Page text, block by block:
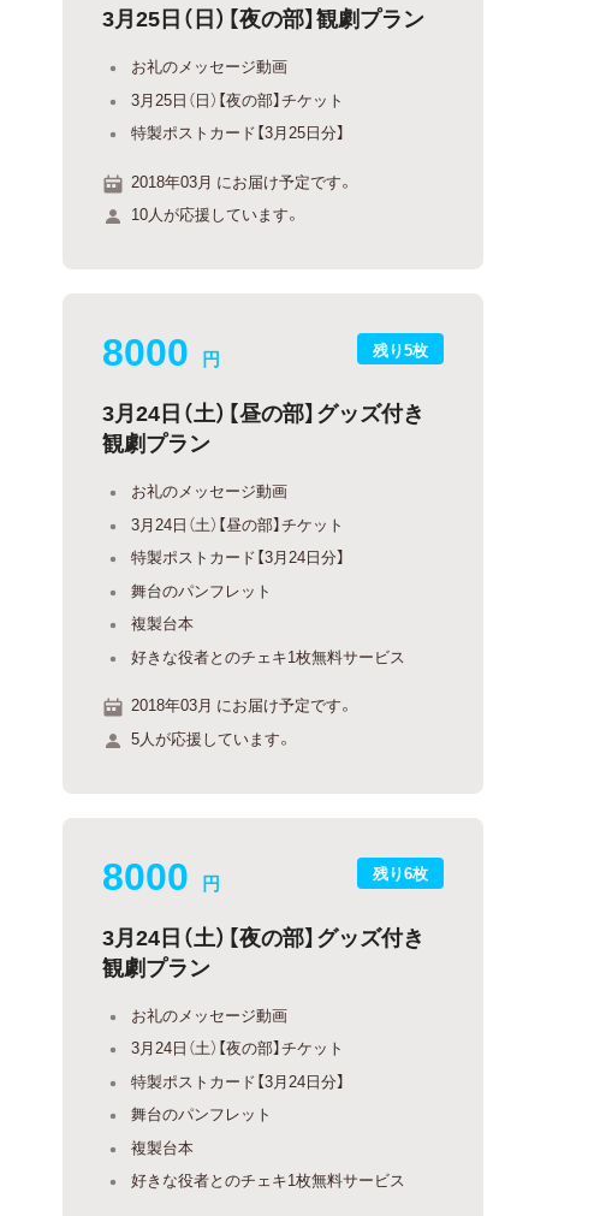
3月25日（日）【夜の部】観劇プラン
お礼のメッセージ動画
3月25日（日）【夜の部】チケット
特製ポストカード【3月25日分】
2018年03月 にお届け予定です。
10人が応援しています。
残り5枚
8000 円
3月24日（土）【昼の部】グッズ付き
観劇プラン
お礼のメッセージ動画
3月24日（土）【昼の部】チケット
特製ポストカード【3月24日分】
舞台のパンフレット
複製台本
好きな役者とのチェキ1枚無料サービス
2018年03月 にお届け予定です。
5人が応援しています。
残り6枚
8000 円
3月24日（土）【夜の部】グッズ付き
観劇プラン
お礼のメッセージ動画
3月24日（土）【夜の部】チケット
特製ポストカード【3月24日分】
舞台のパンフレット
複製台本
好きな役者とのチェキ1枚無料サービス